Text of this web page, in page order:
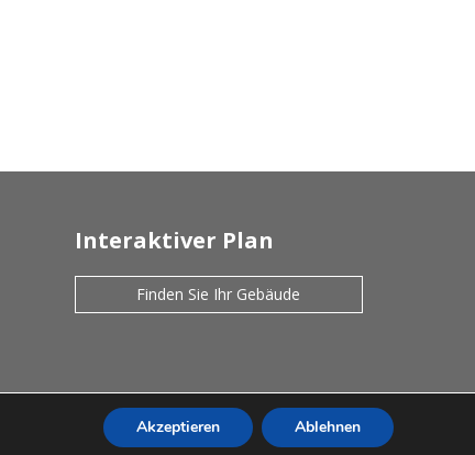
Interaktiver Plan
Finden Sie Ihr Gebäude
Akzeptieren Ablehnen